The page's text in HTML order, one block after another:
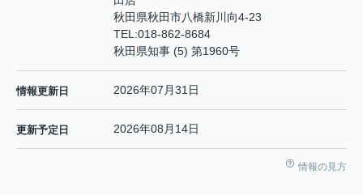
秋田県秋田市八橋新川向4-23
TEL:018-862-8684
秋田県知事 (5) 第1960号
情報更新日 2026年07月31日
更新予定日 2026年08月14日
情報の見方